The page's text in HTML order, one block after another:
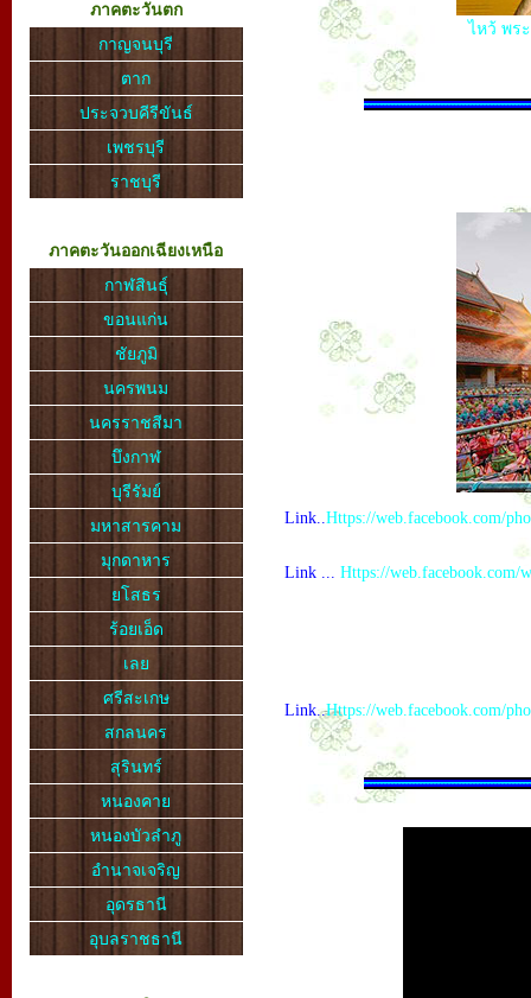
ภาคตะวันตก
กาญจนบุรี
ตาก
ประจวบคีรีขันธ์
เพชรบุรี
ราชบุรี
ภาคตะวันออกเฉียงเหนือ
กาฬสินธุ์
ขอนแก่น
ชัยภูมิ
นครพนม
นครราชสีมา
บึงกาฬ
บุรีรัมย์
มหาสารคาม
มุกดาหาร
ยโสธร
ร้อยเอ็ด
เลย
ศรีสะเกษ
สกลนคร
สุรินทร์
หนองคาย
หนองบัวลำภู
อำนาจเจริญ
อุดรธานี
อุบลราชธานี
ไหว้ พร
Link..Https://web.facebook.com/
Link ... Https://web.facebook.com/
Link..Https://web.facebook.com/